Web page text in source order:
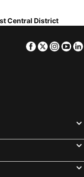
Commercial
Guesthouse
-anping
Pingtung 宿泊施設 -
高雄市 宿泊施設 -
Central District
Facebook
Twitter